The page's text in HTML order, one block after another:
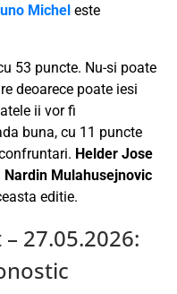
Michel este
53 puncte. Nu-si poate
deoarece poate iesi
ii vor fi
buna, cu 11 puncte
Helder Jose
Nardin Mulahusejnovic
editie.
27.05.2026: